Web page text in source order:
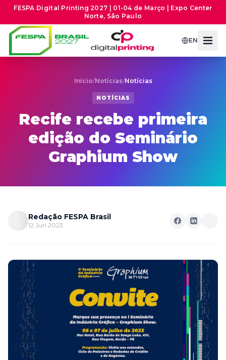
FESPA Digital Printing 2027 | 01-04 de Março | Expo Center
Norte, São Paulo
EN
Início/Notícias/Notícias
NOTÍCIAS
Recife recebe primeira
edição do Seminário
Graphium Show
Redação FESPA Brasil
12 Jun 2023